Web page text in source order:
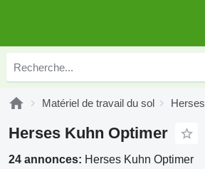
Matériel de travail du sol Herses
Herses Kuhn Optimer
24 annonces: Herses Kuhn Optimer